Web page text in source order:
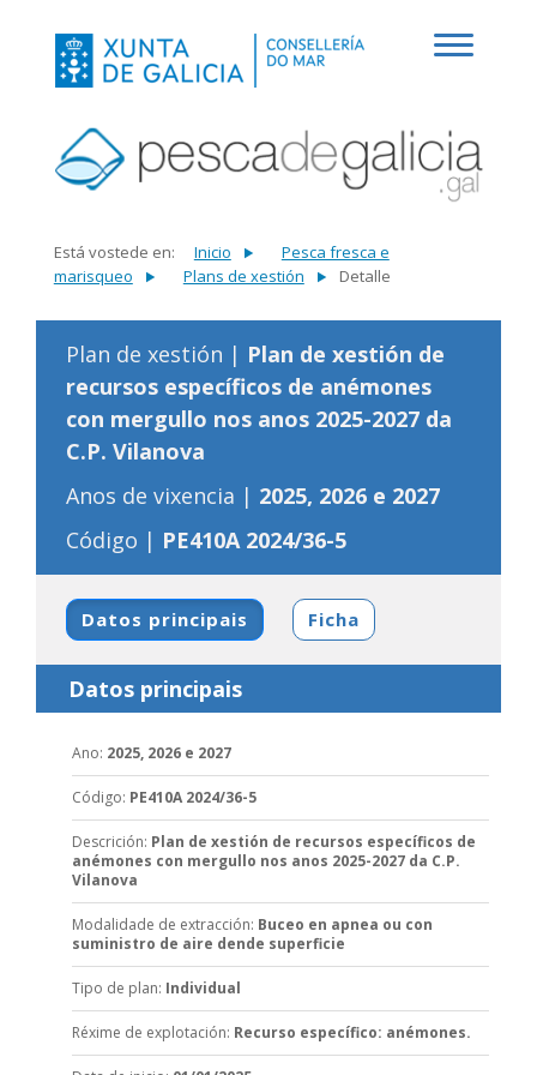
Está vostede en: Inicio
Pesca fresca e
marisqueo
Plans de xestión Detalle
Plan de xestión | Plan de xestión de
recursos específicos de anémones
con mergullo nos anos 2025-2027 da
C.P. Vilanova
Anos de vixencia | 2025, 2026 e 2027
Código | PE410A 2024/36-5
Datos principais Ficha
Datos principais
Ano: 2025, 2026 e 2027
Código: PE410A 2024/36-5
Descrición: Plan de xestión de recursos específicos de
anémones con mergullo nos anos 2025-2027 da C.P.
Vilanova
Modalidade de extracción: Buceo en apnea ou con
suministro de aire dende superficie
Tipo de plan: Individual
Réxime de explotación: Recurso específico: anémones.